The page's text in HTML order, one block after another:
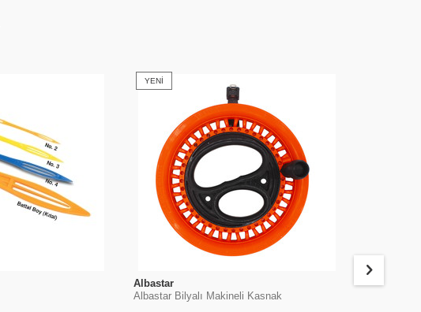
YENI
Albastar
Albastar Bilyalı Makineli Kasnak
Albastar